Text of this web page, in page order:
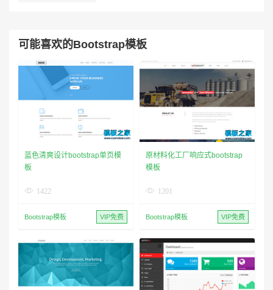
可能喜欢的Bootstrap模板
蓝色清爽设计bootstrap单页模
板
1422
Bootstrap模板 VIP免费
原材料化工厂响应式bootstrap
模板
1201
Bootstrap模板 VIP免费